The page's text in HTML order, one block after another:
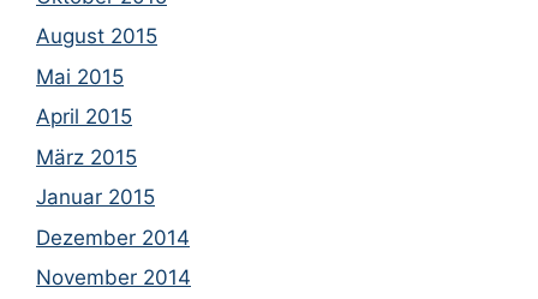
August 2015
Mai 2015
April 2015
März 2015
Januar 2015
Dezember 2014
November 2014